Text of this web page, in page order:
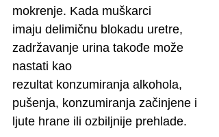
mokrenje. Kada muškarci
imaju delimičnu blokadu uretre,
zadržavanje urina takođe može
nastati kao
rezultat konzumiranja alkohola,
pušenja, konzumiranja začinjene i
ljute hrane ili ozbiljnije prehlade.